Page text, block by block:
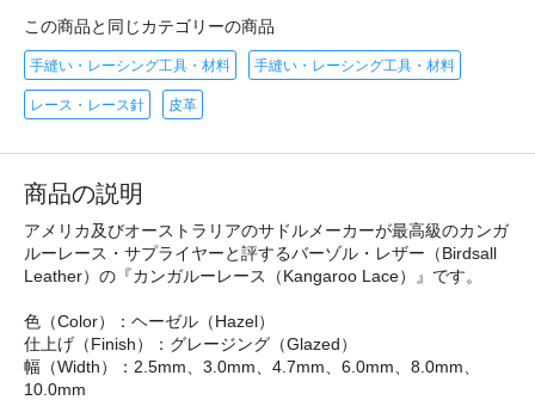
この商品と同じカテゴリーの商品
手縫い・レーシング工具・材料 手縫い・レーシング工具・材料
レース・レース針 皮革
商品の説明
アメリカ及びオーストラリアのサドルメーカーが最高級のカンガ
ルーレース・サプライヤーと評するバーゾル・レザー（Birdsall
Leather）の『カンガルーレース（Kangaroo Lace）』です。
色（Color）：ヘーゼル（Hazel）
仕上げ（Finish）：グレージング（Glazed）
幅（Width）：2.5mm、3.0mm、4.7mm、6.0mm、8.0mm、
10.0mm